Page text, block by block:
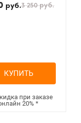
руб.3 250руб.
КУПИТЬ
при заказе
20%*